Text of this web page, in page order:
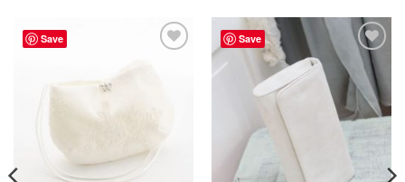
Save
Save
Aan
verlanglijst
toevoegen